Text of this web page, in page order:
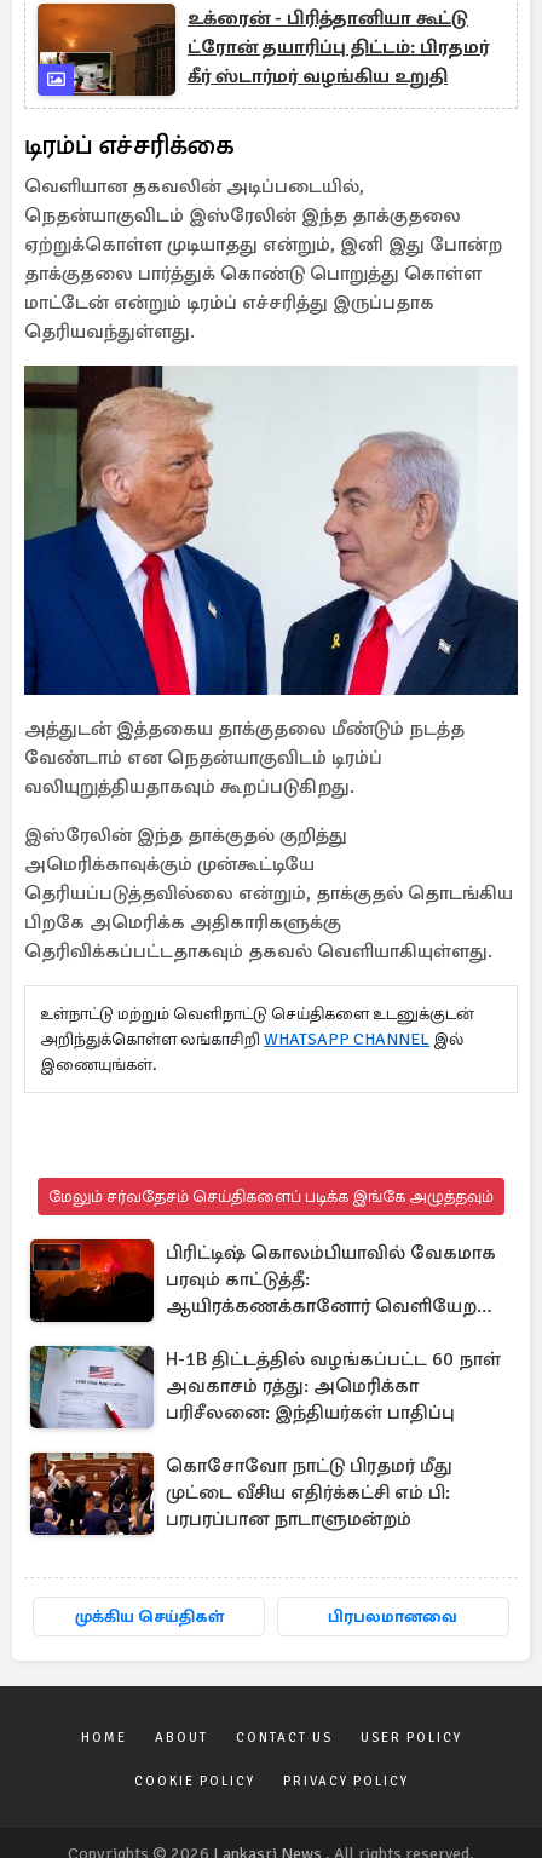
உக்ரைன் - பிரித்தானியா கூட்டு
ட்ரோன் தயாரிப்பு திட்டம்: பிரதமர்
கீர் ஸ்டார்மர் வழங்கிய உறுதி
டிரம்ப் எச்சரிக்கை
வெளியான தகவலின் அடிப்படையில்,
நெதன்யாகுவிடம் இஸ்ரேலின் இந்த தாக்குதலை
ஏற்றுக்கொள்ள முடியாதது என்றும், இனி இது போன்ற
தாக்குதலை பார்த்துக் கொண்டு பொறுத்து கொள்ள
மாட்டேன் என்றும் டிரம்ப் எச்சரித்து இருப்பதாக
தெரியவந்துள்ளது.
அத்துடன் இத்தகைய தாக்குதலை மீண்டும் நடத்த
வேண்டாம் என நெதன்யாகுவிடம் டிரம்ப்
வலியுறுத்தியதாகவும் கூறப்படுகிறது.
இஸ்ரேலின் இந்த தாக்குதல் குறித்து
அமெரிக்காவுக்கும் முன்கூட்டியே
தெரியப்படுத்தவில்லை என்றும், தாக்குதல் தொடங்கிய
பிறகே அமெரிக்க அதிகாரிகளுக்கு
தெரிவிக்கப்பட்டதாகவும் தகவல் வெளியாகியுள்ளது.
உள்நாட்டு மற்றும் வெளிநாட்டு செய்திகளை உடனுக்குடன்
அறிந்துக்கொள்ள லங்காசிறி WHATSAPP CHANNEL இல்
இணையுங்கள்.
மேலும் சர்வதேசம் செய்திகளைப் படிக்க இங்கே அழுத்தவும்
பிரிட்டிஷ் கொலம்பியாவில் வேகமாக
பரவும் காட்டுத்தீ:
ஆயிரக்கணக்கானோர் வெளியேற
H-1B திட்டத்தில் வழங்கப்பட்ட 60 நாள்
அவகாசம் ரத்து: அமெரிக்கா
பரிசீலனை: இந்தியர்கள் பாதிப்பு
கொசோவோ நாட்டு பிரதமர் மீது
முட்டை வீசிய எதிர்க்கட்சி எம் பி:
பரபரப்பான நாடாளுமன்றம்
முக்கிய செய்திகள் பிரபலமானவை
HOME ABOUT CONTACT US USER POLICY
COOKIE POLICY PRIVACY POLICY
Copyrights © 2026 Lankasri News . All rights reserved.